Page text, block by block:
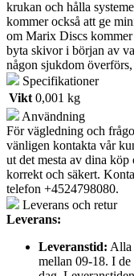
krukan och hålla
kommer också att ge
om Marix Discs
byta skivor i början av
någon sjukdom
Specifikationer
Vikt 0,001 kg
Användning
För vägledning och
vänligen kontakta vår
ut det mesta av dina köp
korrekt och säkert.
telefon +4524798080.
Leverans och retur
Leverans:
Leveranstid: Alla
mellan 09-18. I de